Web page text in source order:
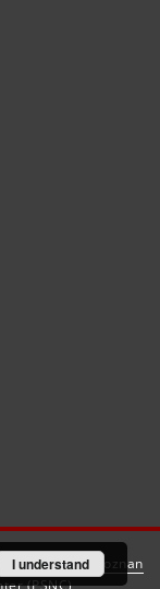
created by
Poznan
(PSNC)
I understand